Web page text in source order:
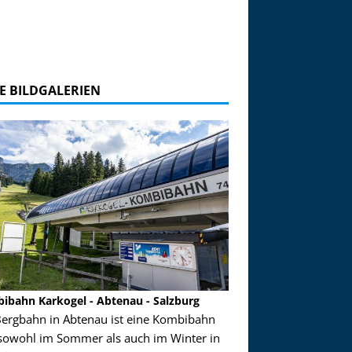
BILDGALERIEN
Karkogel - Abtenau - Salzburg
in Abtenau ist eine Kombibahn
im Sommer als auch im Winter in